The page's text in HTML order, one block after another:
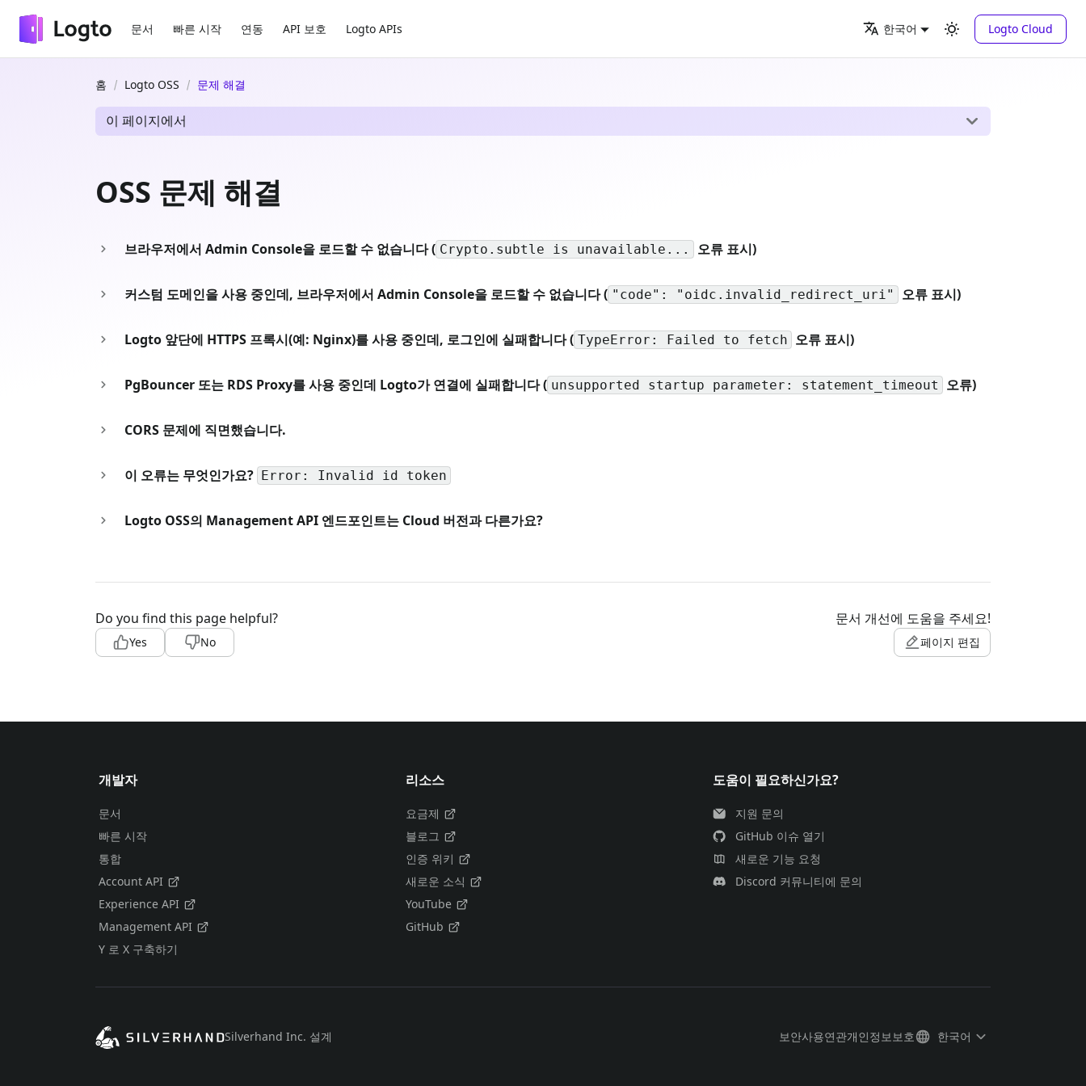
문서 빠른 시작 연동 API 보호 Logto APIs 한국어 Logto Cloud
홈 Logto OSS 문제 해결
이 페이지에서
OSS 문제 해결
브라우저에서 Admin Console을 로드할 수 없습니다 ( Crypto.subtle is unavailable... 오류 표시)
커스텀 도메인을 사용 중인데, 브라우저에서 Admin Console을 로드할 수 없습니다 ( "code": "oidc.invalid_redirect_uri" 오류 표시)
Logto 앞단에 HTTPS 프록시(예: Nginx)를 사용 중인데, 로그인에 실패합니다 ( TypeError: Failed to fetch 오류 표시)
PgBouncer 또는 RDS Proxy를 사용 중인데 Logto가 연결에 실패합니다 ( unsupported startup parameter: statement_timeout 오류)
CORS 문제에 직면했습니다.
이 오류는 무엇인가요? Error: Invalid id token
Logto OSS의 Management API 엔드포인트는 Cloud 버전과 다른가요?
Do you find this page helpful?
Yes No
문서 개선에 도움을 주세요!
페이지 편집
개발자
문서
빠른 시작
통합
Account API
Experience API
Management API
Y 로 X 구축하기
리소스
요금제
블로그
인증 위키
새로운 소식
YouTube
GitHub
도움이 필요하신가요?
지원 문의
GitHub 이슈 열기
새로운 기능 요청
Discord 커뮤니티에 문의
Silverhand Inc. 설계 보안사용연관개인정보보호 한국어